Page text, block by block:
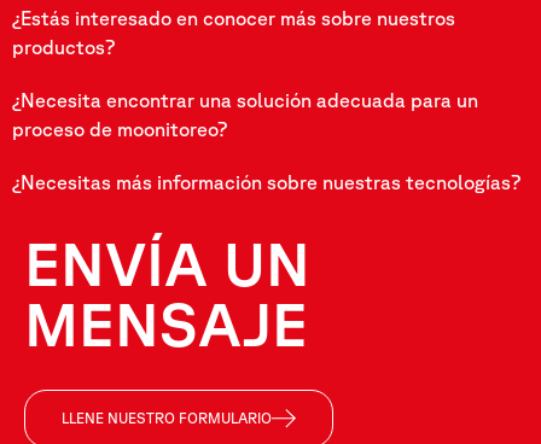
¿Estás interesado en conocer más sobre nuestros
productos?
¿Necesita encontrar una solución adecuada para un
proceso de moonitoreo?
¿Necesitas más información sobre nuestras tecnologías?
ENVÍA UN
MENSAJE
LLENE NUESTRO FORMULARIO